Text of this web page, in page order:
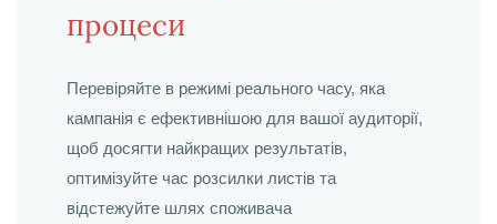
процеси
Перевіряйте в режимі реального часу, яка
кампанія є ефективнішою для вашої аудиторії,
щоб досягти найкращих результатів,
оптимізуйте час розсилки листів та
відстежуйте шлях споживача